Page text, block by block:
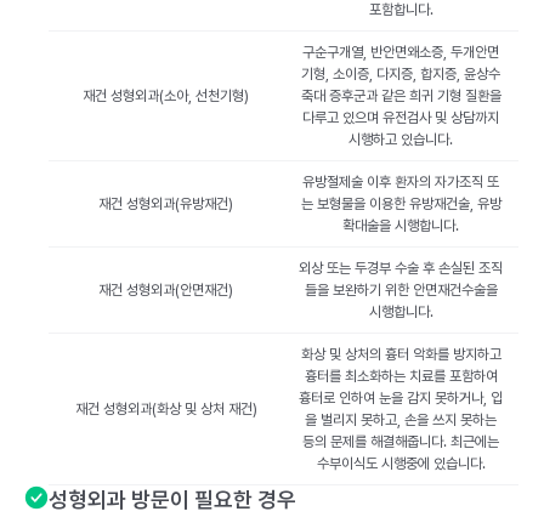
포함합니다.
재건 성형외과(소아, 선천기형)
구순구개열, 반안면왜소증, 두개안면
기형, 소이증, 다지증, 합지증, 윤상수
축대 증후군과 같은 희귀 기형 질환을
다루고 있으며 유전검사 및 상담까지
시행하고 있습니다.
재건 성형외과(유방재건)
유방절제술 이후 환자의 자가조직 또
는 보형물을 이용한 유방재건술, 유방
확대술을 시행합니다.
재건 성형외과(안면재건)
외상 또는 두경부 수술 후 손실된 조직
들을 보완하기 위한 안면재건수술을
시행합니다.
재건 성형외과(화상 및 상처 재건)
화상 및 상처의 흉터 악화를 방지하고
흉터를 최소화하는 치료를 포함하여
흉터로 인하여 눈을 감지 못하거나, 입
을 벌리지 못하고, 손을 쓰지 못하는
등의 문제를 해결해줍니다. 최근에는
수부이식도 시행중에 있습니다.
성형외과 방문이 필요한 경우